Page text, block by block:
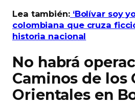
Lea también:‘Bolívar soy
colombiana que cruza
historia nacional
No habrá
Caminos de los
Orientales en